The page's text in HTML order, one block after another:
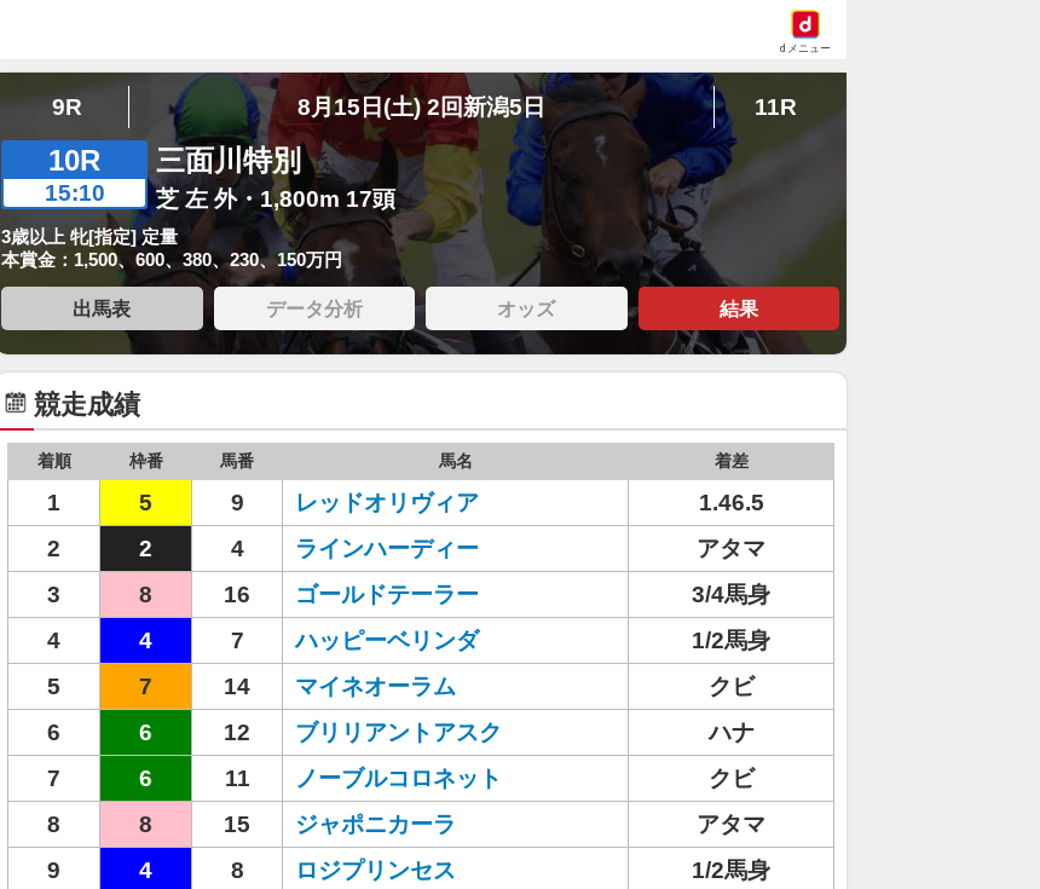
dメニュー
9R 8月15日(土) 2回新潟5日 11R
10R
15:10
三面川特別
芝 左 外・1,800m 17頭
3歳以上 牝[指定] 定量
本賞金：1,500、600、380、230、150万円
出馬表 データ分析 オッズ 結果
競走成績
着順 枠番 馬番 馬名 着差
1 5 9 レッドオリヴィア
1.46.5
2
2 4 ラインハーディー
アタマ
3
8 16 ゴールドテーラー
3/4馬身
4
4 7 ハッピーベリンダ
1/2馬身
5
7 14 マイネオーラム
クビ
6
6 12 ブリリアントアスク
ハナ
7
6 11 ノーブルコロネット
クビ
8
8 15 ジャポニカーラ
アタマ
9
4 8 ロジプリンセス
1/2馬身